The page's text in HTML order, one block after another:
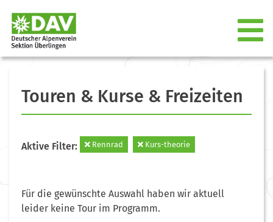
Touren & Kurse & Freizeiten
Aktive Filter: Rennrad Kurs-theorie
Für die gewünschte Auswahl haben wir aktuell
leider keine Tour im Programm.